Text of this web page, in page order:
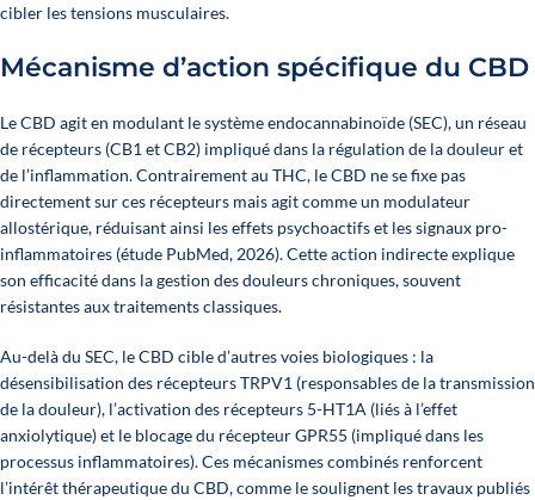
cibler les tensions musculaires.
Mécanisme d’action spécifique du CBD
Le CBD agit en modulant le système endocannabinoïde (SEC), un réseau
de récepteurs (CB1 et CB2) impliqué dans la régulation de la douleur et
de l’inflammation. Contrairement au THC, le CBD ne se fixe pas
directement sur ces récepteurs mais agit comme un modulateur
allostérique, réduisant ainsi les effets psychoactifs et les signaux pro-
inflammatoires (étude PubMed, 2026). Cette action indirecte explique
son efficacité dans la gestion des douleurs chroniques, souvent
résistantes aux traitements classiques.
Au-delà du SEC, le CBD cible d’autres voies biologiques : la
désensibilisation des récepteurs TRPV1 (responsables de la transmission
de la douleur), l’activation des récepteurs 5-HT1A (liés à l’effet
anxiolytique) et le blocage du récepteur GPR55 (impliqué dans les
processus inflammatoires). Ces mécanismes combinés renforcent
l’intérêt thérapeutique du CBD, comme le soulignent les travaux publiés